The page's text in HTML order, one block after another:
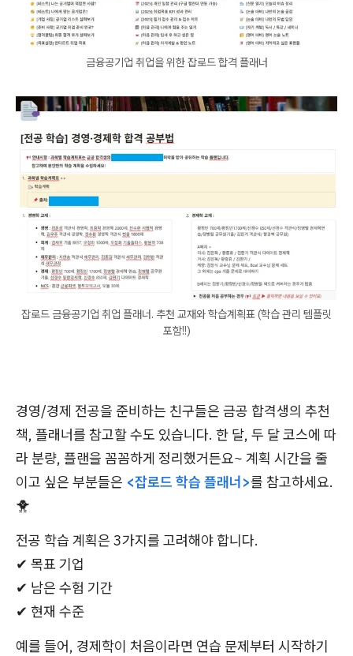
금융공기업 취업을 위한 잡로드 합격 플래너
잡로드 금융공기업 취업 플래너. 추천 교재와 학습계획표 (학습 관리 템플릿
포함!!)
경영/경제 전공을 준비하는 친구들은 금공 합격생의 추천
책, 플래너를 참고할 수도 있습니다. 한 달, 두 달 코스에 따
라 분량, 플랜을 꼼꼼하게 정리했거든요~ 계획 시간을 줄
이고 싶은 부분들은 <잡로드 학습 플래너>를 참고하세요.
🐥
전공 학습 계획은 3가지를 고려해야 합니다.
✔ 목표 기업
✔ 남은 수험 기간
✔ 현재 수준
예를 들어, 경제학이 처음이라면 연습 문제부터 시작하기